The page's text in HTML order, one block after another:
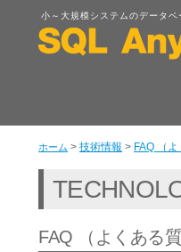
小～大規模システムのデータ
ホーム > 技術情報 > FAQ （よ
FAQ （よくある質